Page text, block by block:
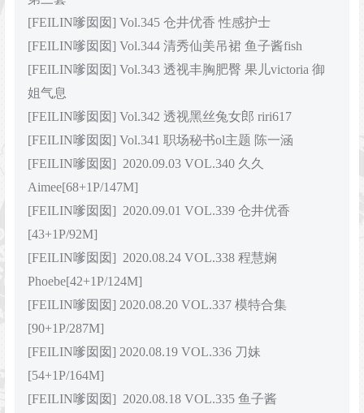
[FEILIN嗲囡囡] Vol.345 仓井优香 性感护士
[FEILIN嗲囡囡] Vol.344 清秀仙美吊裙 鱼子酱fish
[FEILIN嗲囡囡] Vol.343 透视丰胸肥臀 果儿victoria 御
姐气息
[FEILIN嗲囡囡] Vol.342 透视黑丝兔女郎 riri617
[FEILIN嗲囡囡] Vol.341 职场秘书ol主题 陈一涵
[FEILIN嗲囡囡] 2020.09.03 VOL.340 久久
Aimee[68+1P/147M]
[FEILIN嗲囡囡] 2020.09.01 VOL.339 仓井优香
[43+1P/92M]
[FEILIN嗲囡囡] 2020.08.24 VOL.338 程慧娴
Phoebe[42+1P/124M]
[FEILIN嗲囡囡] 2020.08.20 VOL.337 模特合集
[90+1P/287M]
[FEILIN嗲囡囡] 2020.08.19 VOL.336 刀妹
[54+1P/164M]
[FEILIN嗲囡囡] 2020.08.18 VOL.335 鱼子酱